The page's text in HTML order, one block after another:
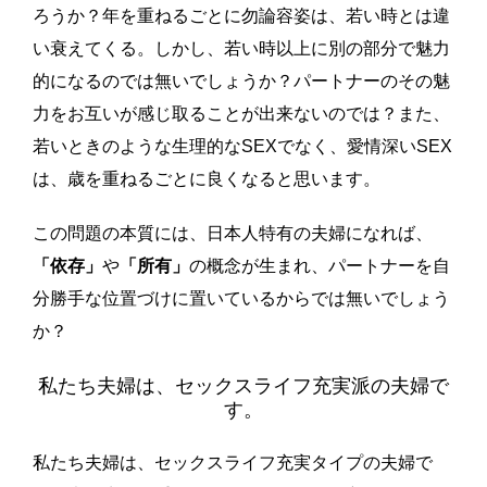
ろうか？年を重ねるごとに勿論容姿は、若い時とは違
い衰えてくる。しかし、若い時以上に別の部分で魅力
的になるのでは無いでしょうか？パートナーのその魅
力をお互いが感じ取ることが出来ないのでは？また、
若いときのような生理的なSEXでなく、愛情深いSEX
は、歳を重ねるごとに良くなると思います。
この問題の本質には、日本人特有の夫婦になれば、
「依存」 や 「所有」 の概念が生まれ、パートナーを自
分勝手な位置づけに置いているからでは無いでしょう
か？
私たち夫婦は、セックスライフ充実派の夫婦で
す。
私たち夫婦は、セックスライフ充実タイプの夫婦で